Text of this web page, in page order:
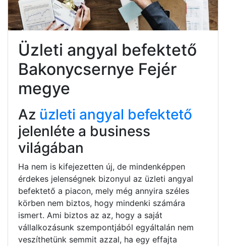
Üzleti angyal befektető
Bakonycsernye Fejér
megye
Az üzleti angyal befektető
jelenléte a business
világában
Ha nem is kifejezetten új, de mindenképpen
érdekes jelenségnek bizonyul az üzleti angyal
befektető a piacon, mely még annyira széles
körben nem biztos, hogy mindenki számára
ismert. Ami biztos az az, hogy a saját
vállalkozásunk szempontjából egyáltalán nem
veszíthetünk semmit azzal, ha egy effajta